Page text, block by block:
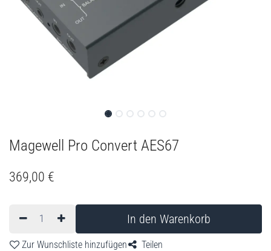
Magewell Pro Convert AES67
369,00 €
In den Warenkorb
Zur Wunschliste hinzufügen Teilen